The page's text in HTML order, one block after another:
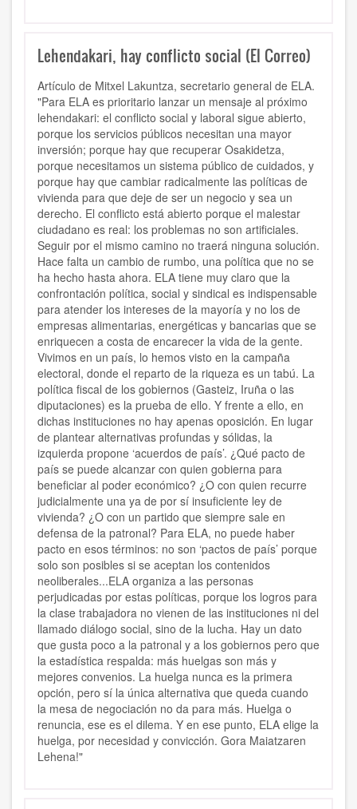
Lehendakari, hay conflicto social (El Correo)
Artículo de Mitxel Lakuntza, secretario general de ELA.
"Para ELA es prioritario lanzar un mensaje al próximo
lehendakari: el conflicto social y laboral sigue abierto,
porque los servicios públicos necesitan una mayor
inversión; porque hay que recuperar Osakidetza,
porque necesitamos un sistema público de cuidados, y
porque hay que cambiar radicalmente las políticas de
vivienda para que deje de ser un negocio y sea un
derecho. El conflicto está abierto porque el malestar
ciudadano es real: los problemas no son artificiales.
Seguir por el mismo camino no traerá ninguna solución.
Hace falta un cambio de rumbo, una política que no se
ha hecho hasta ahora. ELA tiene muy claro que la
confrontación política, social y sindical es indispensable
para atender los intereses de la mayoría y no los de
empresas alimentarias, energéticas y bancarias que se
enriquecen a costa de encarecer la vida de la gente.
Vivimos en un país, lo hemos visto en la campaña
electoral, donde el reparto de la riqueza es un tabú. La
política fiscal de los gobiernos (Gasteiz, Iruña o las
diputaciones) es la prueba de ello. Y frente a ello, en
dichas instituciones no hay apenas oposición. En lugar
de plantear alternativas profundas y sólidas, la
izquierda propone ‘acuerdos de país’. ¿Qué pacto de
país se puede alcanzar con quien gobierna para
beneficiar al poder económico? ¿O con quien recurre
judicialmente una ya de por sí insuficiente ley de
vivienda? ¿O con un partido que siempre sale en
defensa de la patronal? Para ELA, no puede haber
pacto en esos términos: no son ‘pactos de país’ porque
solo son posibles si se aceptan los contenidos
neoliberales...ELA organiza a las personas
perjudicadas por estas políticas, porque los logros para
la clase trabajadora no vienen de las instituciones ni del
llamado diálogo social, sino de la lucha. Hay un dato
que gusta poco a la patronal y a los gobiernos pero que
la estadística respalda: más huelgas son más y
mejores convenios. La huelga nunca es la primera
opción, pero sí la única alternativa que queda cuando
la mesa de negociación no da para más. Huelga o
renuncia, ese es el dilema. Y en ese punto, ELA elige la
huelga, por necesidad y convicción. Gora Maiatzaren
Lehena!"